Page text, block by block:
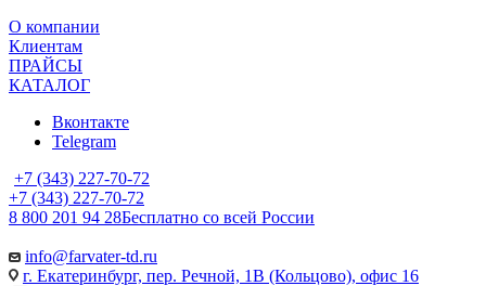
О компании
Клиентам
ПРАЙСЫ
КАТАЛОГ
Вконтакте
Telegram
+7 (343) 227-70-72
+7 (343) 227-70-72
8 800 201 94 28Бесплатно со всей России
info@farvater-td.ru
г. Екатеринбург, пер. Речной, 1В (Кольцово), офис 16